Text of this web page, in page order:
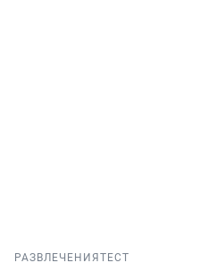
РАЗВЛЕЧЕНИЯ ТЕСТ